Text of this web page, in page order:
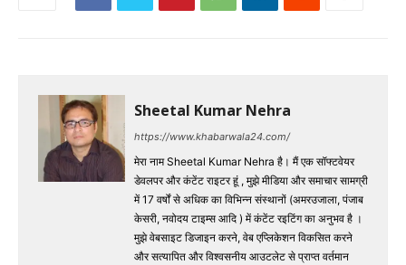
Sheetal Kumar Nehra
https://www.khabarwala24.com/
मेरा नाम Sheetal Kumar Nehra है। मैं एक सॉफ्टवेयर
डेवलपर और कंटेंट राइटर हूं , मुझे मीडिया और समाचार सामग्री
में 17 वर्षों से अधिक का विभिन्न संस्थानों (अमरउजाला, पंजाब
केसरी, नवोदय टाइम्स आदि ) में कंटेंट रइटिंग का अनुभव है ।
मुझे वेबसाइट डिजाइन करने, वेब एप्लिकेशन विकसित करने
और सत्यापित और विश्वसनीय आउटलेट से प्राप्त वर्तमान